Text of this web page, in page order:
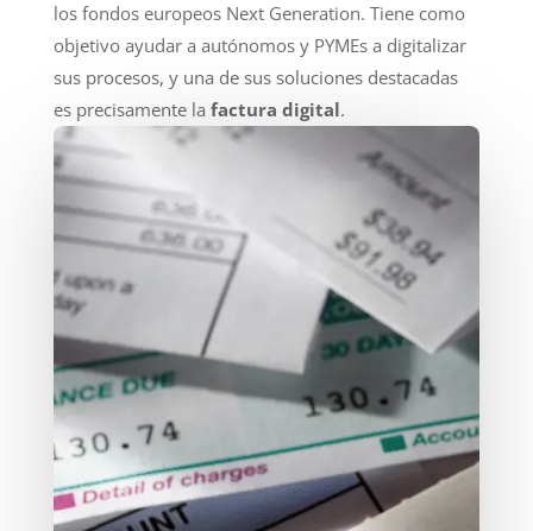
los fondos europeos Next Generation. Tiene como
objetivo ayudar a autónomos y PYMEs a digitalizar
sus procesos, y una de sus soluciones destacadas
es precisamente la factura digital.